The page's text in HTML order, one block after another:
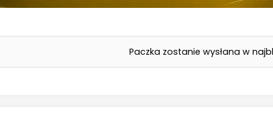
Paczka zostanie wysłana w